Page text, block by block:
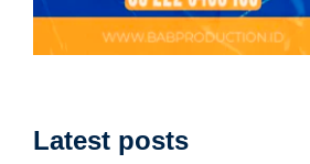
Latest posts